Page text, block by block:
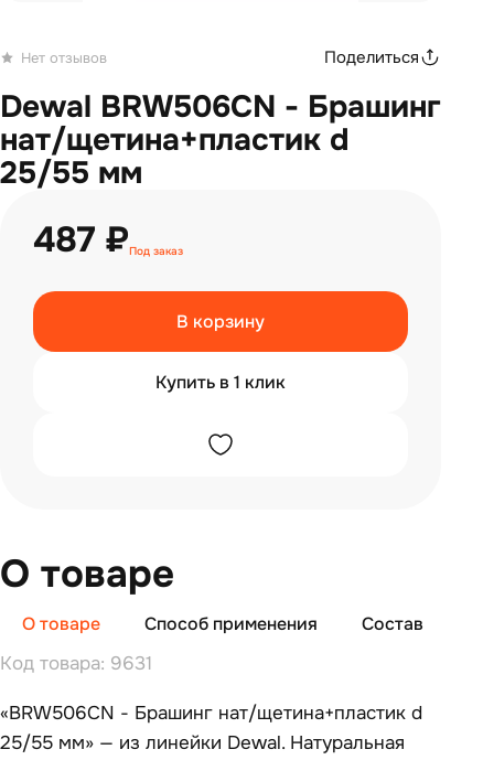
Нет отзывов Поделиться
Dewal BRW506CN - Брашинг
нат/щетина+пластик d
25/55 мм
487 ₽Под заказ
В корзину
Купить в 1 клик
О товаре
О товаре Способ применения Состав
Код товара: 9631
«BRW506CN - Брашинг нат/щетина+пластик d
25/55 мм» — из линейки Dewal. Натуральная